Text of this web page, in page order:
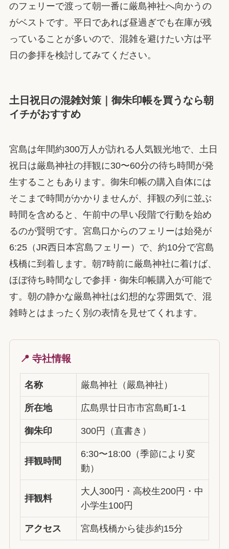
のフェリーで渡って朝一番に厳島神社へ向かうの
がベストです。平日であれば昼過ぎでも在庫が残
っていることが多いので、混雑を避けたい方は平
日の参拝を検討してみてください。
土日祝日の混雑対策｜御朱印帳を買うなら朝
イチがおすすめ
宮島は年間約300万人が訪れる人気観光地で、土日
祝日は厳島神社の拝観に30〜60分の待ち時間が発
生することもあります。御朱印帳の購入自体には
そこまで時間がかかりませんが、拝観の列に並ぶ
時間を含めると、午前中の早い段階で行動を始め
るのが賢明です。宮島口からのフェリーは始発が
6:25（JR西日本宮島フェリー）で、約10分で宮島
桟橋に到着します。朝7時前に厳島神社に着けば、
ほぼ待ち時間なしで参拝・御朱印帳購入が可能で
す。朝の静かな厳島神社は幻想的な雰囲気で、混
雑時とはまったく別の表情を見せてくれます。
📍 寺社情報
名称 厳島神社（嚴島神社）
所在地 広島県廿日市市宮島町1-1
御朱印 300円（直書き）
拝観時間
6:30〜18:00（季節により変
動）
拝観料
大人300円・高校生200円・中
小学生100円
アクセス 宮島桟橋から徒歩約15分